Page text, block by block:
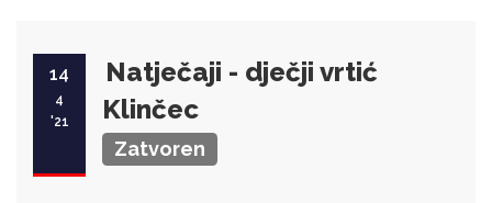
14
4
'21
Natječaji - dječji vrtić
Klinčec
Zatvoren